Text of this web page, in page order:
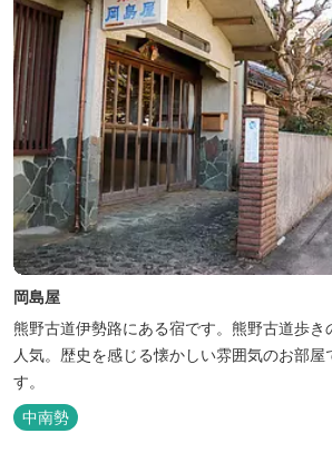
岡島屋
熊野古道伊勢路にある宿です。熊野古道歩き
人気。歴史を感じる懐かしい雰囲気のお部屋
す。
中南勢